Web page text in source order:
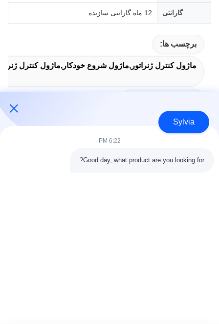
گارانتی 12 ماه گارانتی سازنده
برچسب ها:
ماژول کنترل ژنراتور,ماژول شروع خودکار,ماژول کنترل
تماس سریع
Sylvia
6:22 PM
Good day, what product are you looking for?